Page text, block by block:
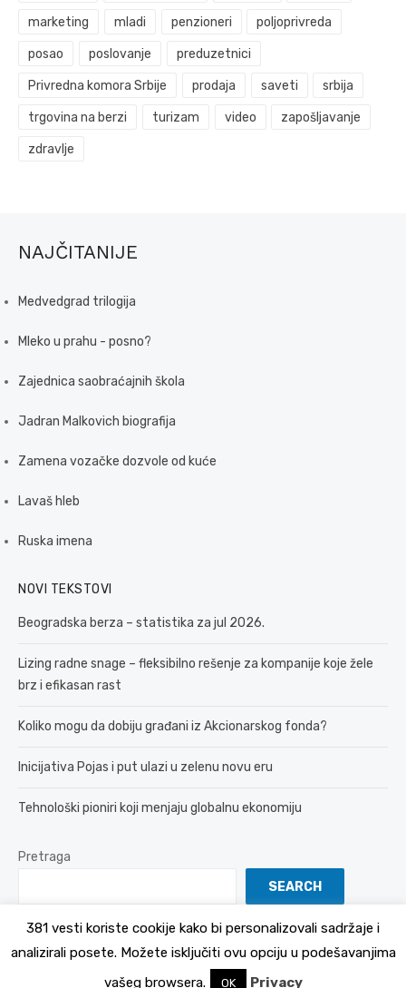
marketing mladi penzioneri poljoprivreda
posao poslovanje preduzetnici
Privredna komora Srbije prodaja saveti srbija
trgovina na berzi turizam video zapošljavanje
zdravlje
NAJČITANIJE
Medvedgrad trilogija
Mleko u prahu - posno?
Zajednica saobraćajnih škola
Jadran Malkovich biografija
Zamena vozačke dozvole od kuće
Lavaš hleb
Ruska imena
NOVI TEKSTOVI
Beogradska berza – statistika za jul 2026.
Lizing radne snage – fleksibilno rešenje za kompanije koje žele
brz i efikasan rast
Koliko mogu da dobiju građani iz Akcionarskog fonda?
Inicijativa Pojas i put ulazi u zelenu novu eru
Tehnološki pioniri koji menjaju globalnu ekonomiju
Pretraga
SEARCH
Politika Privatnosti
381 vesti koriste cookije kako bi personalizovali sadržaje i
analizirali posete. Možete isključiti ovu opciju u podešavanjima
vašeg browsera.
OK Privacy